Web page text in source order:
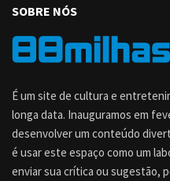
SOBRE NÓS
É um site de cultura e
longa data. Inauguramos em
desenvolver um conteúdo
é usar este espaço como um
enviar sua crítica ou sugestão,